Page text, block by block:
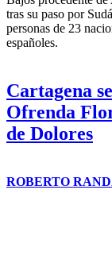
La ministra de
Bajos procedente
tras su paso por
personas de 23
españoles.
Cartagena